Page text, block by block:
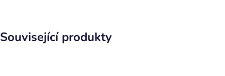
Související produkty